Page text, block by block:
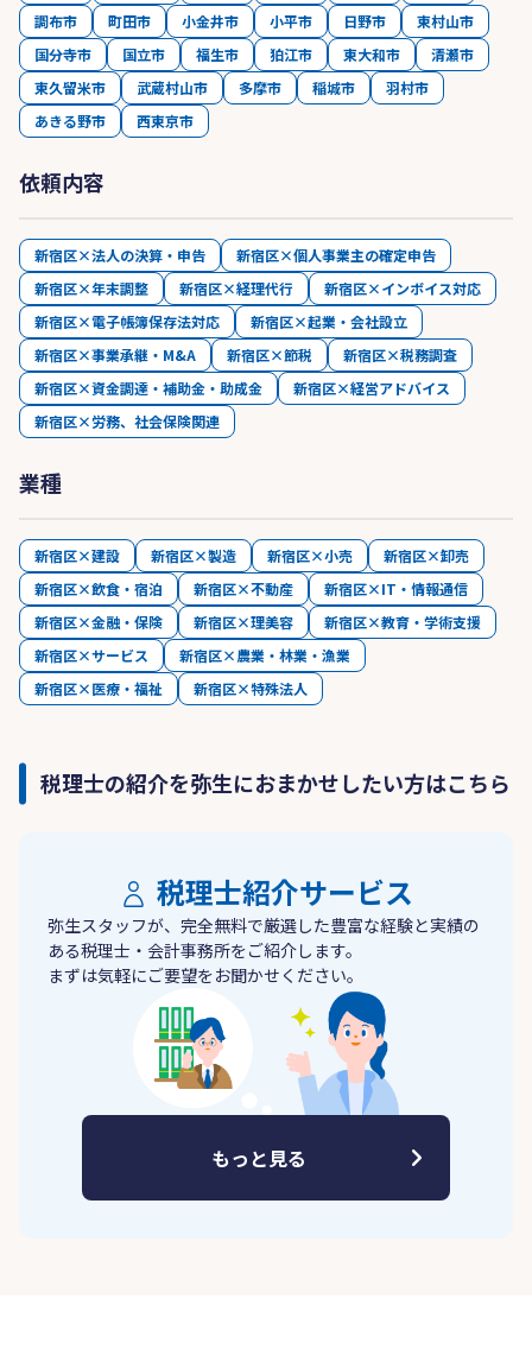
調布市
町田市 小金井市 小平市 日野市
東村山市
国分寺市
国立市 福生市 狛江市 東大和市
清瀬市
東久留米市
武蔵村山市 多摩市 稲城市
羽村市
あきる野市
西東京市
依頼内容
新宿区×法人の決算・申告
新宿区×個人事業主の確定申告
新宿区×年末調整
新宿区×経理代行
新宿区×インボイス対応
新宿区×電子帳簿保存法対応
新宿区×起業・会社設立
新宿区×事業承継・M&A
新宿区×節税
新宿区×税務調査
新宿区×資金調達・補助金・助成金
新宿区×経営アドバイス
新宿区×労務、社会保険関連
業種
新宿区×建設 新宿区×製造 新宿区×小売
新宿区×卸売
新宿区×飲食・宿泊
新宿区×不動産
新宿区×IT・情報通信
新宿区×金融・保険
新宿区×理美容
新宿区×教育・学術支援
新宿区×サービス
新宿区×農業・林業・漁業
新宿区×医療・福祉
新宿区×特殊法人
税理士の紹介を弥生におまかせしたい方はこちら
税理士紹介サービス
弥生スタッフが、完全無料で厳選した豊富な経験と実績の
ある税理士・会計事務所をご紹介します。
まずは気軽にご要望をお聞かせください。
もっと見る